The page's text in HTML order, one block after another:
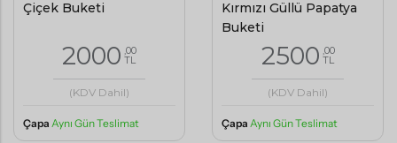
Çiçek Buketi
2000 ,00
TL
(KDV Dahil)
Çapa Aynı Gün Teslimat
Kırmızı Güllü Papatya
Buketi
2500 ,00
TL
(KDV Dahil)
Çapa Aynı Gün Teslimat